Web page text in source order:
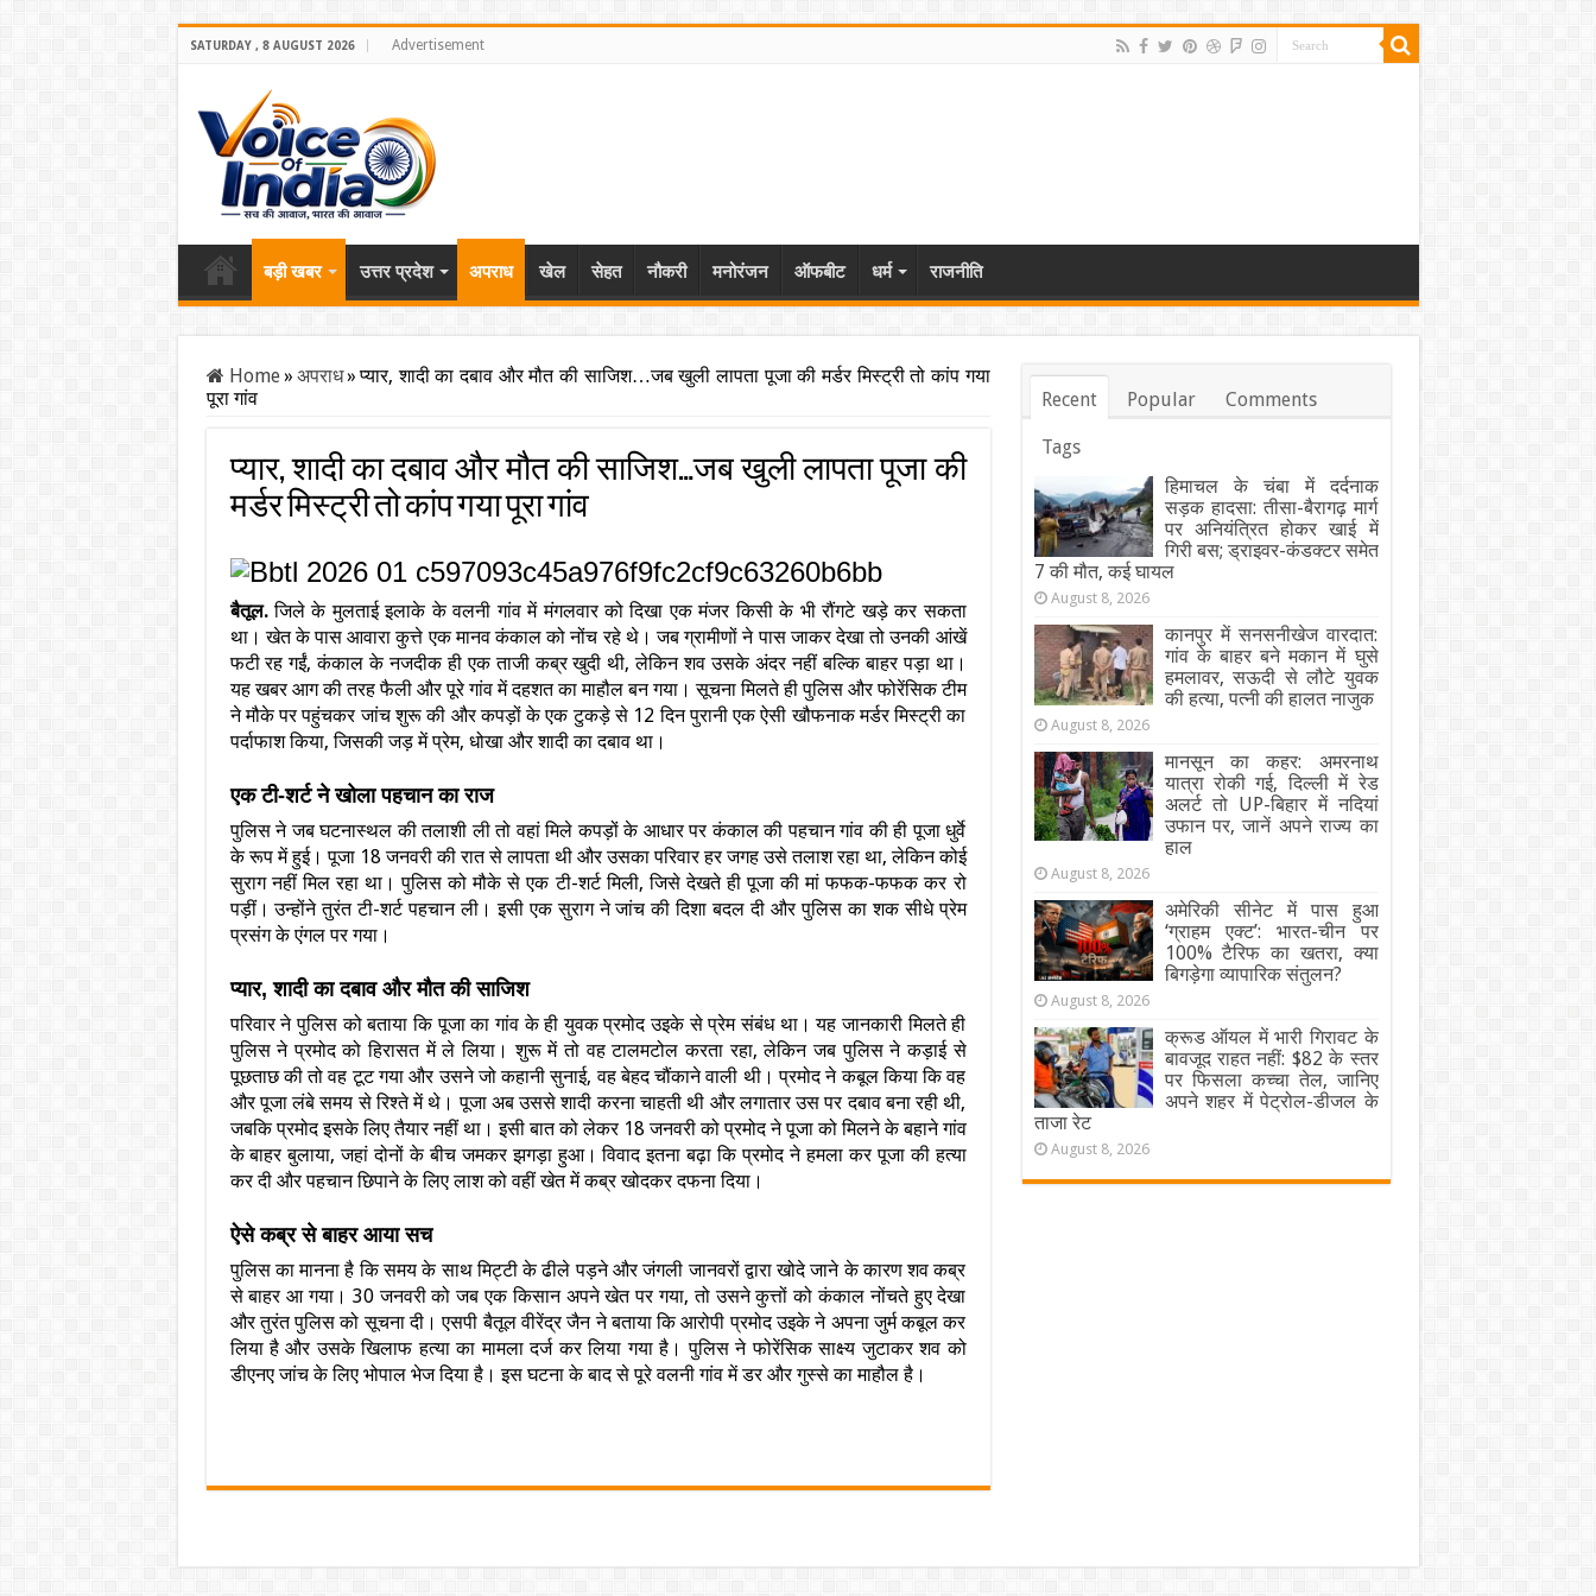
SATURDAY , 8 AUGUST 2026 Advertisement
बड़ी खबर उत्तर प्रदेश अपराध खेल सेहत नौकरी मनोरंजन ऑफबीट धर्म राजनीति
Home» अपराध» प्यार, शादी का दबाव और मौत की साजिश…जब खुली लापता पूजा की मर्डर मिस्ट्री तो कांप गया
पूरा गांव
प्यार, शादी का दबाव और मौत की साजिश…जब खुली लापता पूजा की
मर्डर मिस्ट्री तो कांप गया पूरा गांव
बैतूल.जिले के मुलताई इलाके के वलनी गांव में मंगलवार को दिखा एक मंजर किसी के भी रौंगटे खड़े कर सकता
था। खेत के पास आवारा कुत्ते एक मानव कंकाल को नोंच रहे थे। जब ग्रामीणों ने पास जाकर देखा तो उनकी आंखें
फटी रह गईं, कंकाल के नजदीक ही एक ताजी कब्र खुदी थी, लेकिन शव उसके अंदर नहीं बल्कि बाहर पड़ा था।
यह खबर आग की तरह फैली और पूरे गांव में दहशत का माहौल बन गया। सूचना मिलते ही पुलिस और फोरेंसिक टीम
ने मौके पर पहुंचकर जांच शुरू की और कपड़ों के एक टुकड़े से 12 दिन पुरानी एक ऐसी खौफनाक मर्डर मिस्ट्री का
पर्दाफाश किया, जिसकी जड़ में प्रेम, धोखा और शादी का दबाव था।
एक टी-शर्ट ने खोला पहचान का राज
पुलिस ने जब घटनास्थल की तलाशी ली तो वहां मिले कपड़ों के आधार पर कंकाल की पहचान गांव की ही पूजा धुर्वे
के रूप में हुई। पूजा 18 जनवरी की रात से लापता थी और उसका परिवार हर जगह उसे तलाश रहा था, लेकिन कोई
सुराग नहीं मिल रहा था। पुलिस को मौके से एक टी-शर्ट मिली, जिसे देखते ही पूजा की मां फफक-फफक कर रो
पड़ीं। उन्होंने तुरंत टी-शर्ट पहचान ली। इसी एक सुराग ने जांच की दिशा बदल दी और पुलिस का शक सीधे प्रेम
प्रसंग के एंगल पर गया।
प्यार, शादी का दबाव और मौत की साजिश
परिवार ने पुलिस को बताया कि पूजा का गांव के ही युवक प्रमोद उइके से प्रेम संबंध था। यह जानकारी मिलते ही
पुलिस ने प्रमोद को हिरासत में ले लिया। शुरू में तो वह टालमटोल करता रहा, लेकिन जब पुलिस ने कड़ाई से
पूछताछ की तो वह टूट गया और उसने जो कहानी सुनाई, वह बेहद चौंकाने वाली थी। प्रमोद ने कबूल किया कि वह
और पूजा लंबे समय से रिश्ते में थे। पूजा अब उससे शादी करना चाहती थी और लगातार उस पर दबाव बना रही थी,
जबकि प्रमोद इसके लिए तैयार नहीं था। इसी बात को लेकर 18 जनवरी को प्रमोद ने पूजा को मिलने के बहाने गांव
के बाहर बुलाया, जहां दोनों के बीच जमकर झगड़ा हुआ। विवाद इतना बढ़ा कि प्रमोद ने हमला कर पूजा की हत्या
कर दी और पहचान छिपाने के लिए लाश को वहीं खेत में कब्र खोदकर दफना दिया।
ऐसे कब्र से बाहर आया सच
पुलिस का मानना है कि समय के साथ मिट्टी के ढीले पड़ने और जंगली जानवरों द्वारा खोदे जाने के कारण शव कब्र
से बाहर आ गया। 30 जनवरी को जब एक किसान अपने खेत पर गया, तो उसने कुत्तों को कंकाल नोंचते हुए देखा
और तुरंत पुलिस को सूचना दी। एसपी बैतूल वीरेंद्र जैन ने बताया कि आरोपी प्रमोद उइके ने अपना जुर्म कबूल कर
लिया है और उसके खिलाफ हत्या का मामला दर्ज कर लिया गया है। पुलिस ने फोरेंसिक साक्ष्य जुटाकर शव को
डीएनए जांच के लिए भोपाल भेज दिया है। इस घटना के बाद से पूरे वलनी गांव में डर और गुस्से का माहौल है।
Recent Popular Comments
Tags
हिमाचल के चंबा में दर्दनाक
सड़क हादसा: तीसा-बैरागढ़ मार्ग
पर अनियंत्रित होकर खाई में
गिरी बस; ड्राइवर-कंडक्टर समेत
7 की मौत, कई घायल
August 8, 2026
कानपुर में सनसनीखेज वारदात:
गांव के बाहर बने मकान में घुसे
हमलावर, सऊदी से लौटे युवक
की हत्या, पत्नी की हालत नाजुक
August 8, 2026
मानसून का कहर: अमरनाथ
यात्रा रोकी गई, दिल्ली में रेड
अलर्ट तो UP-बिहार में नदियां
उफान पर, जानें अपने राज्य का
हाल
August 8, 2026
अमेरिकी सीनेट में पास हुआ
‘ग्राहम एक्ट’: भारत-चीन पर
100% टैरिफ का खतरा, क्या
बिगड़ेगा व्यापारिक संतुलन?
August 8, 2026
क्रूड ऑयल में भारी गिरावट के
बावजूद राहत नहीं: $82 के स्तर
पर फिसला कच्चा तेल, जानिए
अपने शहर में पेट्रोल-डीजल के
ताजा रेट
August 8, 2026